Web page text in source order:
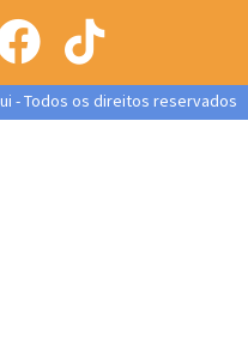
- Todos os direitos reservados